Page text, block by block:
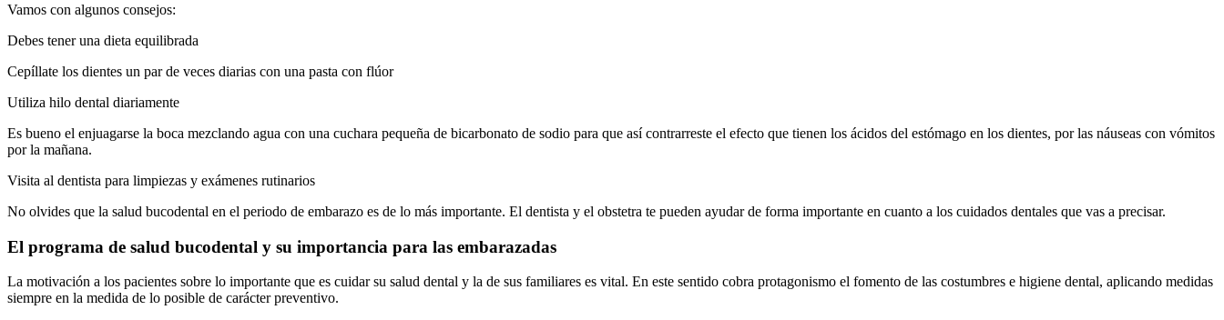
Vamos con algunos consejos:
Debes tener una dieta equilibrada
Cepíllate los dientes un par de veces diarias con una pasta con flúor
Utiliza hilo dental diariamente
Es bueno el enjuagarse la boca mezclando agua con una cuchara pequeña de bicarbonato de sodio para que así contrarreste el efecto que tienen los ácidos del estómago en los dientes, por las náuseas con vómitos
por la mañana.
Visita al dentista para limpiezas y exámenes rutinarios
No olvides que la salud bucodental en el periodo de embarazo es de lo más importante. El dentista y el obstetra te pueden ayudar de forma importante en cuanto a los cuidados dentales que vas a precisar.
El programa de salud bucodental y su importancia para las embarazadas
La motivación a los pacientes sobre lo importante que es cuidar su salud dental y la de sus familiares es vital. En este sentido cobra protagonismo el fomento de las costumbres e higiene dental, aplicando medidas
siempre en la medida de lo posible de carácter preventivo.